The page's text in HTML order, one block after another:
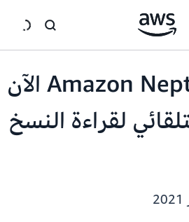
يدعم Amazon Neptune الآن
لقراءة النسخ